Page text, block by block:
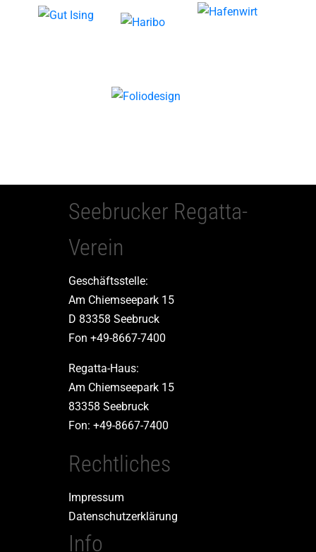
Seebrucker Regatta-
Verein
Geschäftsstelle:
Am Chiemseepark 15
D 83358 Seebruck
Fon +49-8667-7400
Regatta-Haus:
Am Chiemseepark 15
83358 Seebruck
Fon: +49-8667-7400
Rechtliches
Impressum
Datenschutzerklärung
Info